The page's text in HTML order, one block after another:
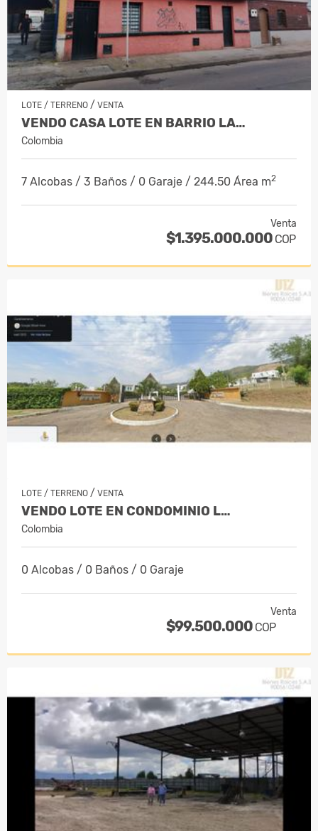
LOTE / TERRENO / VENTA
VENDO CASA LOTE EN BARRIO LA…
Colombia
7 Alcobas / 3 Baños / 0 Garaje / 244.50 Área m2
Venta
$1.395.000.000 COP
LOTE / TERRENO / VENTA
VENDO LOTE EN CONDOMINIO L…
Colombia
0 Alcobas / 0 Baños / 0 Garaje
Venta
$99.500.000 COP